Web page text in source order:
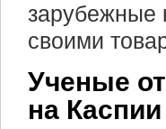
зарубежные
своими
Ученые
на Каспии